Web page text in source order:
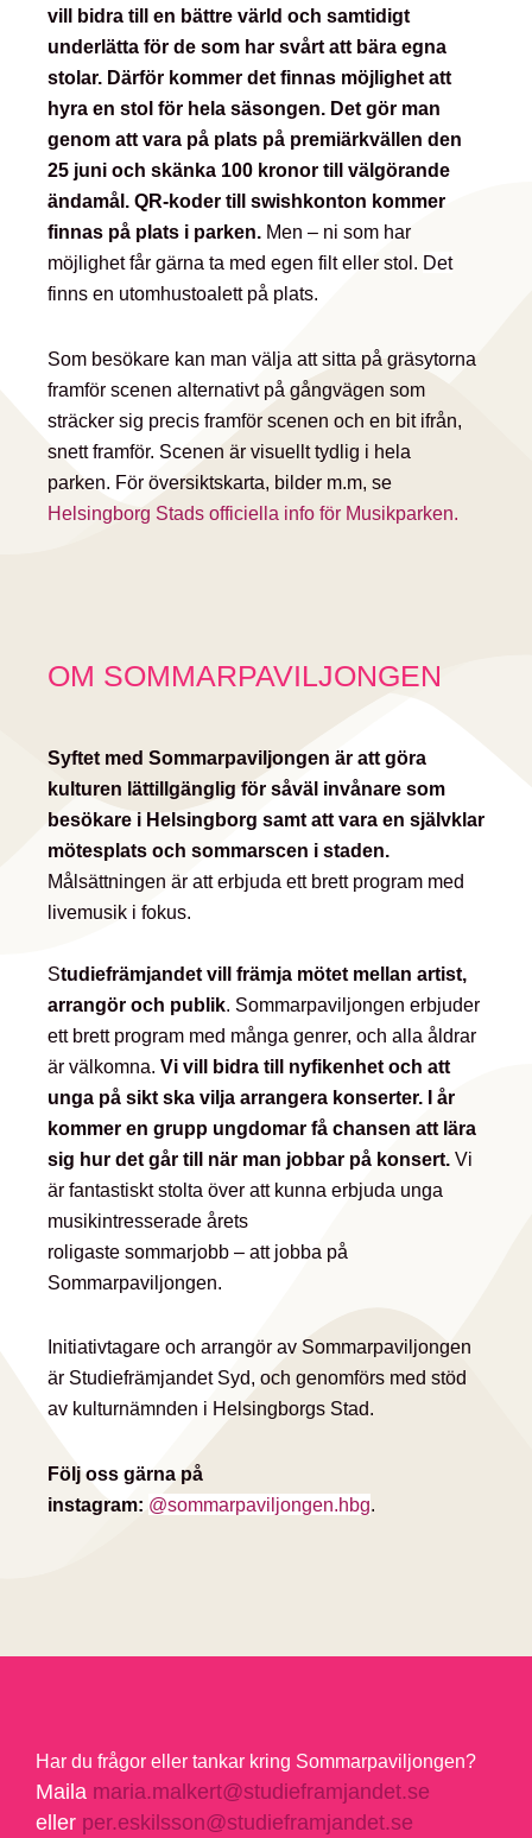
vill bidra till en bättre värld och samtidigt
underlätta för de som har svårt att bära egna
stolar. Därför kommer det finnas möjlighet att
hyra en stol för hela säsongen. Det gör man
genom att vara på plats på premiärkvällen den
25 juni och skänka 100 kronor till välgörande
ändamål. QR-koder till swishkonton kommer
finnas på plats i parken. Men – ni som har
möjlighet får gärna ta med egen filt eller stol. Det
finns en utomhustoalett på plats.
Som besökare kan man välja att sitta på gräsytorna
framför scenen alternativt på gångvägen som
sträcker sig precis framför scenen och en bit ifrån,
snett framför. Scenen är visuellt tydlig i hela
parken. För översiktskarta, bilder m.m, se
Helsingborg Stads officiella info för Musikparken.
OM SOMMARPAVILJONGEN
Syftet med Sommarpaviljongen är att göra
kulturen lättillgänglig för såväl invånare som
besökare i Helsingborg samt att vara en självklar
mötesplats och sommarscen i staden.
Målsättningen är att erbjuda ett brett program med
livemusik i fokus.
Studiefrämjandet vill främja mötet mellan artist,
arrangör och publik. Sommarpaviljongen erbjuder
ett brett program med många genrer, och alla åldrar
är välkomna. Vi vill bidra till nyfikenhet och att
unga på sikt ska vilja arrangera konserter. I år
kommer en grupp ungdomar få chansen att lära
sig hur det går till när man jobbar på konsert. Vi
är fantastiskt stolta över att kunna erbjuda unga
musikintresserade årets
roligaste sommarjobb – att jobba på
Sommarpaviljongen.
Initiativtagare och arrangör av Sommarpaviljongen
är Studiefrämjandet Syd, och genomförs med stöd
av kulturnämnden i Helsingborgs Stad.
Följ oss gärna på
instagram: @sommarpaviljongen.hbg.
Har du frågor eller tankar kring Sommarpaviljongen?
Maila maria.malkert@studieframjandet.se
eller per.eskilsson@studieframjandet.se